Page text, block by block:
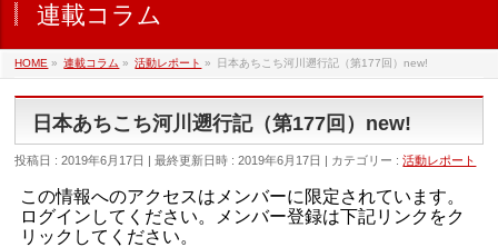
連載コラム
HOME » 連載コラム » 活動レポート » 日本あちこち河川遡行記（第177回）new!
日本あちこち河川遡行記（第177回）new!
投稿日 : 2019年6月17日 最終更新日時 : 2019年6月17日 カテゴリー :活動レポート
この情報へのアクセスはメンバーに限定されています。
ログインしてください。メンバー登録は下記リンクをク
リックしてください。